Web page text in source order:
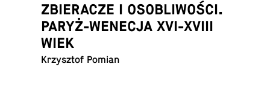
ZBIERACZE I OSOBLIWOŚCI.
PARYŻ-WENECJA XVI-XVIII
WIEK
Krzysztof Pomian